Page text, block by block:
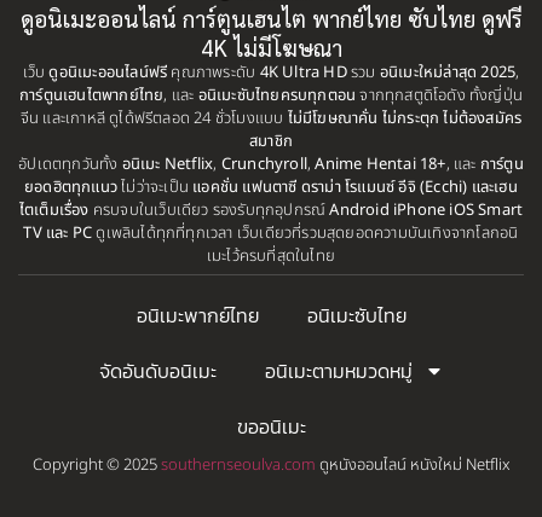
BBC (1)
Big tits (นมใหญ่)(19)
Biography(1)
Bitch (ผู้หญิงร่าน) (1)
Blackmail (ข่มขู่)(1)
Censored (เซ็นเซอร์)(19)
1997
1996
1995
1993
1992
1991
1990
1989
1988
1987
1985
1984
1983
1982
1981
1980
1979
ดูอนิเมะออนไลน์ การ์ตูนเฮนไต พากย์ไทย ซับไทย ดูฟรี
4K ไม่มีโฆษณา
เว็บดูอนิเมะออนไลน์ฟรี คุณภาพระดับ 4K Ultra HDรวม อนิเมะใหม่ล่าสุด 2025,
การ์ตูนเฮนไตพากย์ไทย, และ อนิเมะซับไทยครบทุกตอน จากทุกสตูดิโอดัง ทั้งญี่ปุ่น
จีน และเกาหลี ดูได้ฟรีตลอด 24 ชั่วโมงแบบ ไม่มีโฆษณาคั่น ไม่กระตุก ไม่ต้องสมัคร
สมาชิก
อัปเดตทุกวันทั้ง อนิเมะ Netflix, Crunchyroll,Anime Hentai 18+, และ การ์ตูน
ยอดฮิตทุกแนวไม่ว่าจะเป็น แอคชั่น แฟนตาซี ดราม่า โรแมนซ์ อีจิ (Ecchi) และเฮน
ไตเต็มเรื่อง ครบจบในเว็บเดียว รองรับทุกอุปกรณ์Android iPhone iOS Smart
TV และ PCดูเพลินได้ทุกที่ทุกเวลา เว็บเดียวที่รวมสุดยอดความบันเทิงจากโลกอนิ
เมะไว้ครบที่สุดในไทย
อนิเมะพากย์ไทย
อนิเมะซับไทย
จัดอันดับอนิเมะ
อนิเมะตามหมวดหมู่
ขออนิเมะ
Copyright © 2025southernseoulva.com ดูหนังออนไลน์ หนังใหม่ Netflix